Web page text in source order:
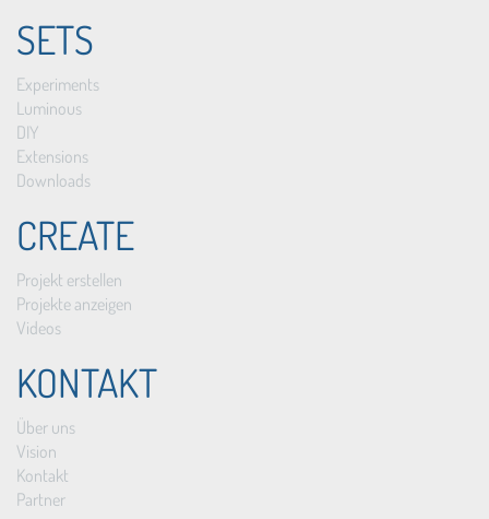
SETS
Experiments
Luminous
DIY
Extensions
Downloads
CREATE
Projekt erstellen
Projekte anzeigen
Videos
KONTAKT
Über uns
Vision
Kontakt
Partner